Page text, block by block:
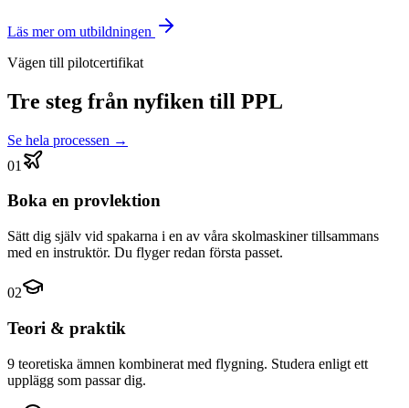
Läs mer om utbildningen
Vägen till pilotcertifikat
Tre steg från nyfiken till PPL
Se hela processen →
01
Boka en provlektion
Sätt dig själv vid spakarna i en av våra skolmaskiner tillsammans
med en instruktör. Du flyger redan första passet.
02
Teori & praktik
9 teoretiska ämnen kombinerat med flygning. Studera enligt ett
upplägg som passar dig.